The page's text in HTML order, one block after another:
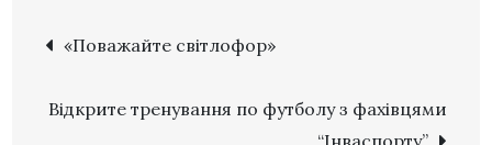
«Поважайте світлофор»
Відкрите тренування по футболу з фахівцями
“Інваспорту”